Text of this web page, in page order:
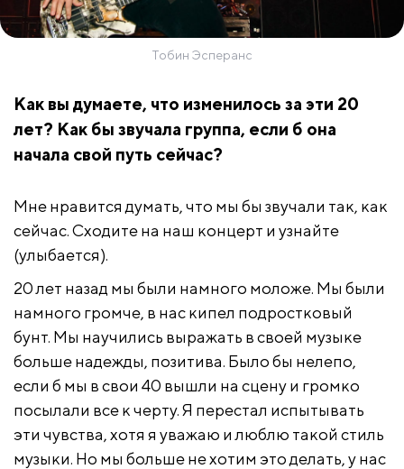
Тобин Эсперанс
Как вы думаете, что изменилось за эти 20
лет? Как бы звучала группа, если б она
начала свой путь сейчас?
Мне нравится думать, что мы бы звучали так, как
сейчас. Сходите на наш концерт и узнайте
(улыбается).
20 лет назад мы были намного моложе. Мы были
намного громче, в нас кипел подростковый
бунт. Мы научились выражать в своей музыке
больше надежды, позитива. Было бы нелепо,
если б мы в свои 40 вышли на сцену и громко
посылали все к черту. Я перестал испытывать
эти чувства, хотя я уважаю и люблю такой стиль
музыки. Но мы больше не хотим это делать, у нас